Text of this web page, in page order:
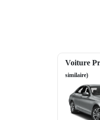
Voiture
similaire)